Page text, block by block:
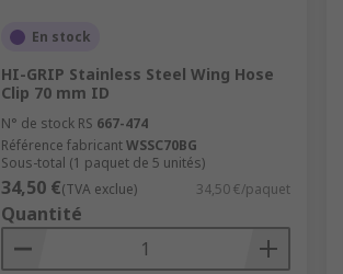
En stock
HI-GRIP Stainless Steel Wing Hose
Clip 70 mm ID
N° de stock RS 667-474
Référence fabricantWSSC70BG
Sous-total (1 paquet de 5 unités)
34,50 €(TVA exclue) 34,50 €/paquet
Quantité